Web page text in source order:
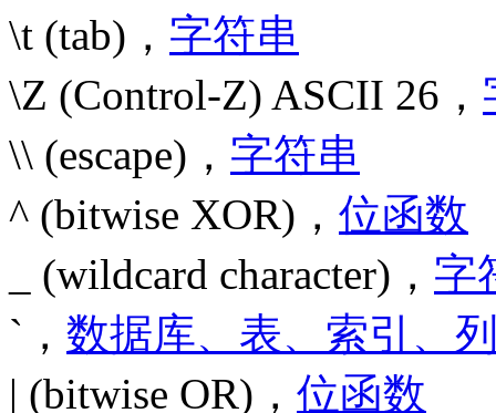
\t (tab)， 字符串
\Z (Control-Z) ASCII 26，
\\ (escape)， 字符串
^ (bitwise XOR)， 位函数
_ (wildcard character)， 字
`， 数据库、表、索引、
| (bitwise OR)， 位函数